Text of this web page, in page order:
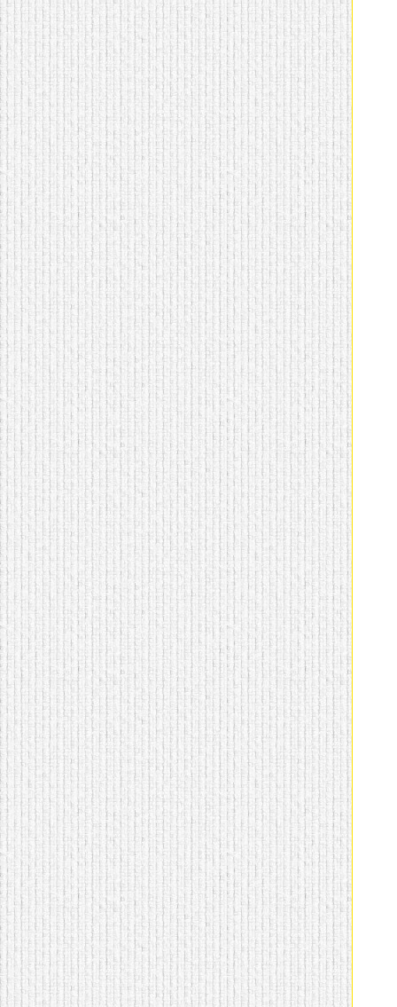
домашнем использовании.
Эта мебель имеет
некоторые преимущества
перед той же стенкой для
гостиной, к примеру,
поскольку она более
легкая и не загромождает
пространство. В спальне
этот предмет можно
поставить у изголовья
кровати, чтобы заполнить
пустующее там
место.
Также стеллажи
очень часто используют в
качестве разграничителей
комнаты, например, на
рабочую зону и
пространство для отдыха.
Особенно это актуально
для однокомнатных
квартир.